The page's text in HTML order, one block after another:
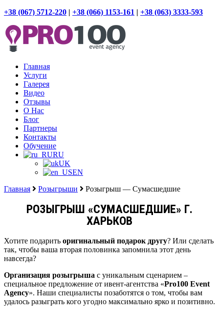
+38 (067) 5712-220 | +38 (066) 1153-161 | +38 (063) 3333-593
Главная
Услуги
Галерея
Видео
Отзывы
О Нас
Блог
Партнеры
Контакты
Обучение
RU
UK
EN
Главная
Розыгрыши Розыгрыш — Сумасшедшие
РОЗЫГРЫШ «СУМАСШЕДШИЕ» Г.
ХАРЬКОВ
Хотите подарить оригинальный подарок другу? Или сделать
так, чтобы ваша вторая половинка запомнила этот день
навсегда?
Организация розыгрыша с уникальным сценарием –
специальное предложение от ивент-агентства «Pro100 Event
Agency». Наши специалисты позаботятся о том, чтобы вам
удалось разыграть кого угодно максимально ярко и позитивно.